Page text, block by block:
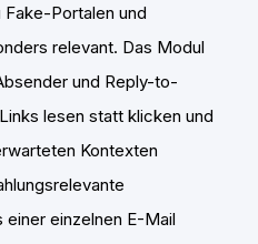
Portalen und
relevant. Das Modul
und Reply-to-
lesen statt klicken und
Kontexten
einer einzelnen E-Mail